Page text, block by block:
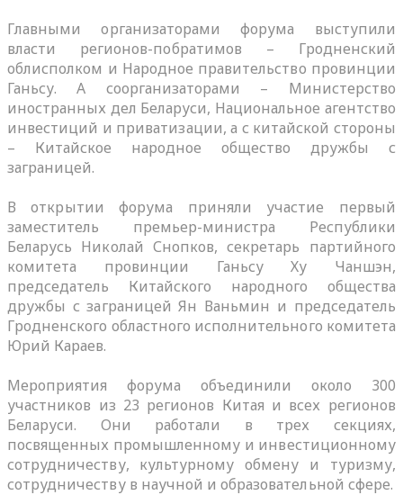
Главными организаторами форума выступили
власти регионов-побратимов – Гродненский
облисполком и Народное правительство провинции
Ганьсу. А соорганизаторами – Министерство
иностранных дел Беларуси, Национальное агентство
инвестиций и приватизации, а с китайской стороны
– Китайское народное общество дружбы с
заграницей.
В открытии форума приняли участие первый
заместитель премьер-министра Республики
Беларусь Николай Снопков, секретарь партийного
комитета провинции Ганьсу Ху Чаншэн,
председатель Китайского народного общества
дружбы с заграницей Ян Ваньмин и председатель
Гродненского областного исполнительного комитета
Юрий Караев.
Мероприятия форума объединили около 300
участников из 23 регионов Китая и всех регионов
Беларуси. Они работали в трех секциях,
посвященных промышленному и инвестиционному
сотрудничеству, культурному обмену и туризму,
сотрудничеству в научной и образовательной сфере.